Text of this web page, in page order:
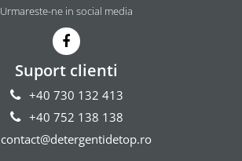
Urmareste-ne in social media
Suport clienti
+40 730 132 413
+40 752 138 138
contact@detergentidetop.ro